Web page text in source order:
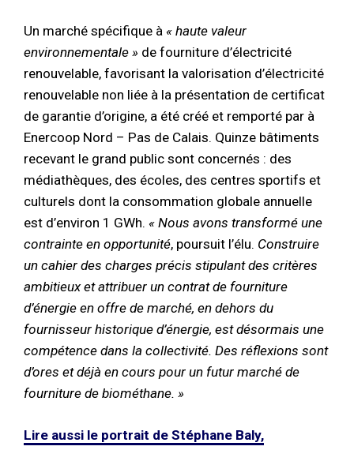
Un marché spécifique à « haute valeur
environnementale » de fourniture d’électricité
renouvelable, favorisant la valorisation d’électricité
renouvelable non liée à la présentation de certificat
de garantie d’origine, a été créé et remporté par à
Enercoop Nord – Pas de Calais. Quinze bâtiments
recevant le grand public sont concernés : des
médiathèques, des écoles, des centres sportifs et
culturels dont la consommation globale annuelle
est d’environ 1 GWh. « Nous avons transformé une
contrainte en opportunité, poursuit l’élu. Construire
un cahier des charges précis stipulant des critères
ambitieux et attribuer un contrat de fourniture
d’énergie en offre de marché, en dehors du
fournisseur historique d’énergie, est désormais une
compétence dans la collectivité. Des réflexions sont
d’ores et déjà en cours pour un futur marché de
fourniture de biométhane. »
Lire aussi le portrait de Stéphane Baly,